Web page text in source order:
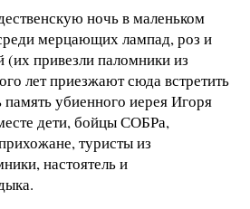
ночь в маленьком
мерцающих лампад, роз и
привезли паломники из
лет приезжают сюда встретить
убиенного иерея Игоря
дети, бойцы СОБРа,
туристы из
настоятель и